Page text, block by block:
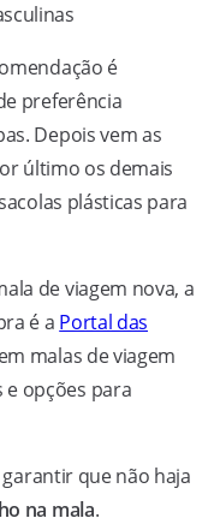
é
preferência
Depois vem as
último os demais
plásticas para
de viagem nova, a
é a Portal das
malas de viagem
opções para
que não haja
na mala.